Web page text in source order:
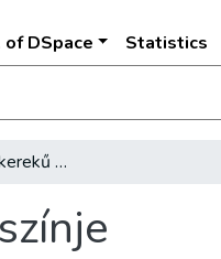
DSpace Statistics
A Svábhegyi Fogaskerekű Villamos kocsiszínje